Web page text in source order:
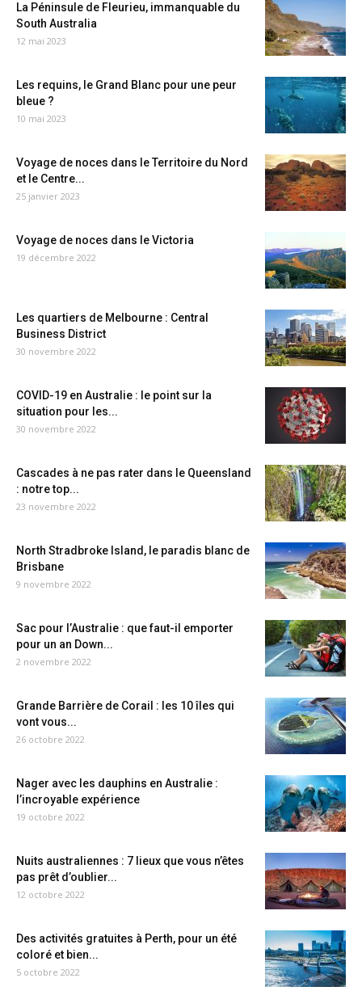
La Péninsule de Fleurieu, immanquable du
South Australia
12 mai 2023
Les requins, le Grand Blanc pour une peur
bleue ?
10 mai 2023
Voyage de noces dans le Territoire du Nord
et le Centre...
25 janvier 2023
Voyage de noces dans le Victoria
19 décembre 2022
Les quartiers de Melbourne : Central
Business District
30 novembre 2022
COVID-19 en Australie : le point sur la
situation pour les...
30 novembre 2022
Cascades à ne pas rater dans le Queensland
: notre top...
23 novembre 2022
North Stradbroke Island, le paradis blanc de
Brisbane
9 novembre 2022
Sac pour l’Australie : que faut-il emporter
pour un an Down...
2 novembre 2022
Grande Barrière de Corail : les 10 îles qui
vont vous...
26 octobre 2022
Nager avec les dauphins en Australie :
l’incroyable expérience
19 octobre 2022
Nuits australiennes : 7 lieux que vous n’êtes
pas prêt d’oublier...
12 octobre 2022
Des activités gratuites à Perth, pour un été
coloré et bien...
5 octobre 2022